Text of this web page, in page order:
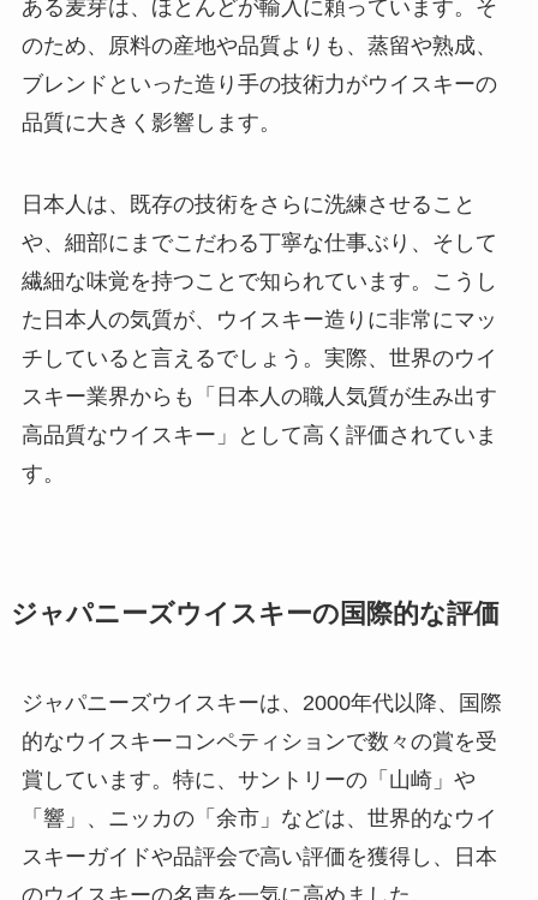
ある麦芽は、ほとんどが輸入に頼っています。そ
のため、原料の産地や品質よりも、蒸留や熟成、
ブレンドといった造り手の技術力がウイスキーの
品質に大きく影響します。
日本人は、既存の技術をさらに洗練させること
や、細部にまでこだわる丁寧な仕事ぶり、そして
繊細な味覚を持つことで知られています。こうし
た日本人の気質が、ウイスキー造りに非常にマッ
チしていると言えるでしょう。実際、世界のウイ
スキー業界からも「日本人の職人気質が生み出す
高品質なウイスキー」として高く評価されていま
す。
ジャパニーズウイスキーの国際的な評価
ジャパニーズウイスキーは、2000年代以降、国際
的なウイスキーコンペティションで数々の賞を受
賞しています。特に、サントリーの「山崎」や
「響」、ニッカの「余市」などは、世界的なウイ
スキーガイドや品評会で高い評価を獲得し、日本